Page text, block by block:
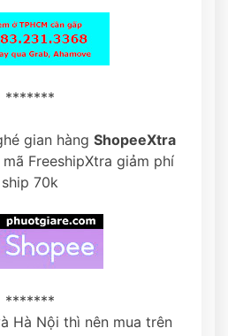
*******
gian hàng ShopeeXtra
FreeshipXtra giảm phí
ship 70k
*******
Hà Nội thì nên mua trên